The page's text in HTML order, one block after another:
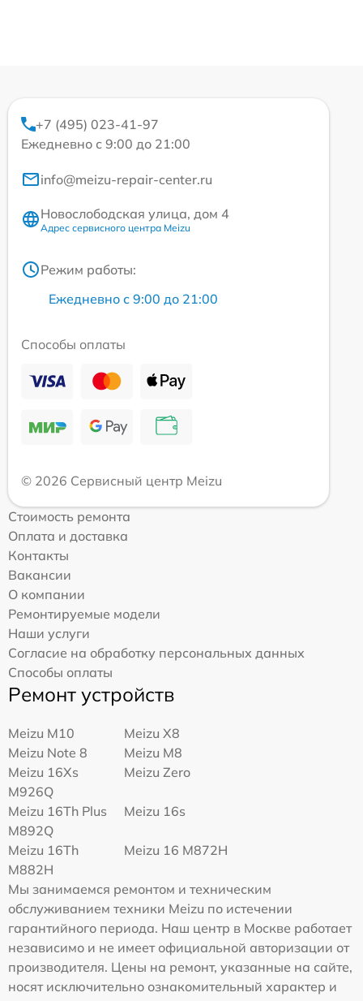
+7 (495) 023-41-97
Ежедневно с 9:00 до 21:00
info@meizu-repair-center.ru
Новослободская улица, дом 4
Адрес сервисного центра Meizu
Режим работы:
Ежедневно с 9:00 до 21:00
Способы оплаты
© 2026 Сервисный центр Meizu
Стоимость ремонта
Оплата и доставка
Контакты
Вакансии
О компании
Ремонтируемые модели
Наши услуги
Согласие на обработку персональных данных
Способы оплаты
Ремонт устройств
Meizu M10
Meizu X8
Meizu Note 8
Meizu M8
Meizu 16Xs
M926Q
Meizu Zero
Meizu 16Th Plus
M892Q
Meizu 16s
Meizu 16Th
M882H
Meizu 16 M872H
Мы занимаемся ремонтом и техническим
обслуживанием техники Meizu по истечении
гарантийного периода. Наш центр в Москве работает
независимо и не имеет официальной авторизации от
производителя. Цены на ремонт, указанные на сайте,
носят исключительно ознакомительный характер и